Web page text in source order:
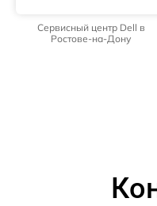
Сервисный центр Dell в
Ростове-на-Дону